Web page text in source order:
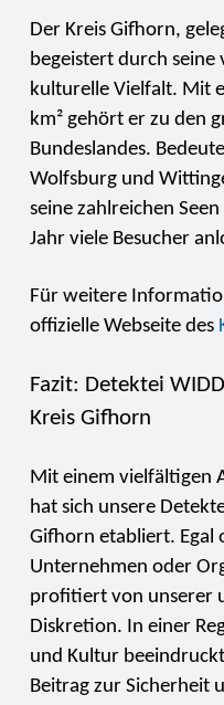
Der Kreis Gifhorn,
begeistert durch seine
kulturelle Vielfalt. Mit
km² gehört er zu den
Bundeslandes.
Wolfsburg und
seine zahlreichen
Jahr viele Besucher
Für weitere
offizielle Webseite des
Fazit: Detektei
Kreis Gifhorn
Mit einem vielfältigen
hat sich unsere
Gifhorn etabliert. Egal
Unternehmen oder
profitiert von unserer
Diskretion. In einer
und Kultur
Beitrag zur Sicherheit